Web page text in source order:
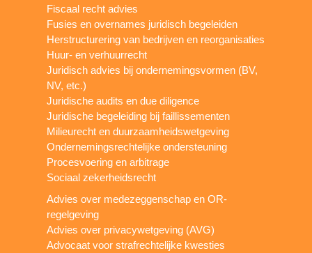
Fiscaal recht advies
Fusies en overnames juridisch begeleiden
Herstructurering van bedrijven en reorganisaties
Huur- en verhuurrecht
Juridisch advies bij ondernemingsvormen (BV,
NV, etc.)
Juridische audits en due diligence
Juridische begeleiding bij faillissementen
Milieurecht en duurzaamheidswetgeving
Ondernemingsrechtelijke ondersteuning
Procesvoering en arbitrage
Sociaal zekerheidsrecht
Advies over medezeggenschap en OR-
regelgeving
Advies over privacywetgeving (AVG)
Advocaat voor strafrechtelijke kwesties